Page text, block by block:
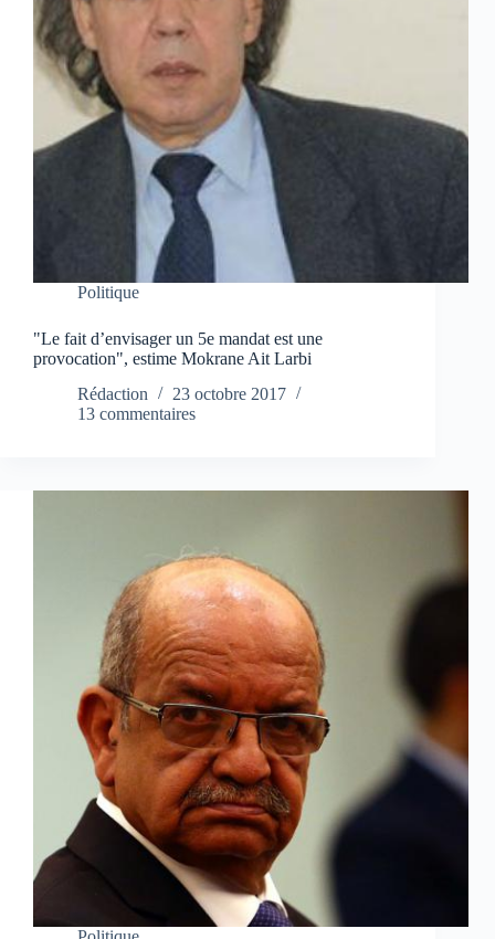
Politique
"Le fait d’envisager un 5e mandat est une
provocation", estime Mokrane Ait Larbi
Rédaction
23 octobre 2017
13 commentaires